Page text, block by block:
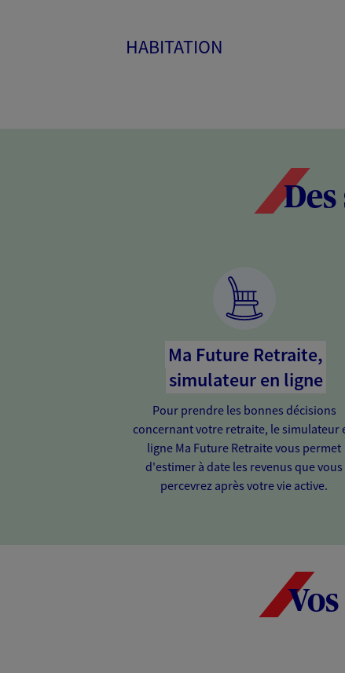
HABITATION
Ma Future Retraite,
simulateur en ligne
Pour prendre les bonnes décisions
concernant votre retraite, le simulateur
ligne Ma Future Retraite vous permet
d'estimer à date les revenus que vous
percevrez après votre vie active.